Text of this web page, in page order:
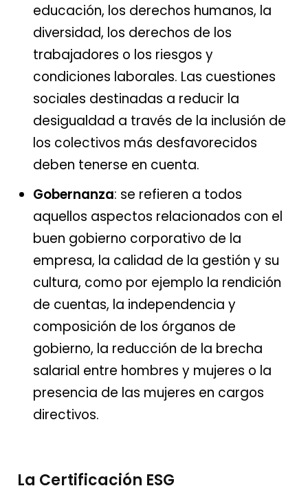
educación, los derechos humanos, la
diversidad, los derechos de los
trabajadores o los riesgos y
condiciones laborales. Las cuestiones
sociales destinadas a reducir la
desigualdad a través de la inclusión de
los colectivos más desfavorecidos
deben tenerse en cuenta.
Gobernanza: se refieren a todos
aquellos aspectos relacionados con el
buen gobierno corporativo de la
empresa, la calidad de la gestión y su
cultura, como por ejemplo la rendición
de cuentas, la independencia y
composición de los órganos de
gobierno, la reducción de la brecha
salarial entre hombres y mujeres o la
presencia de las mujeres en cargos
directivos.
La Certificación ESG